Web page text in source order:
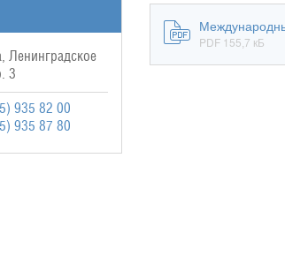
Ленинградское
3
935 82 00
935 87 80
PDF 155,7 кБ